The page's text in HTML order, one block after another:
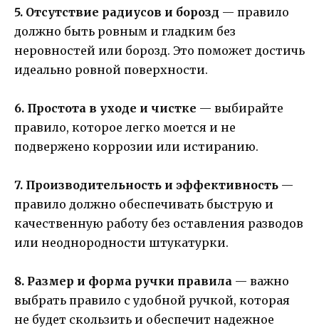
5. Отсутствие радиусов и борозд — правило
должно быть ровным и гладким без
неровностей или борозд. Это поможет достичь
идеально ровной поверхности.
6. Простота в уходе и чистке — выбирайте
правило, которое легко моется и не
подвержено коррозии или истиранию.
7. Производительность и эффективность —
правило должно обеспечивать быструю и
качественную работу без оставления разводов
или неоднородности штукатурки.
8. Размер и форма ручки правила — важно
выбрать правило с удобной ручкой, которая
не будет скользить и обеспечит надежное